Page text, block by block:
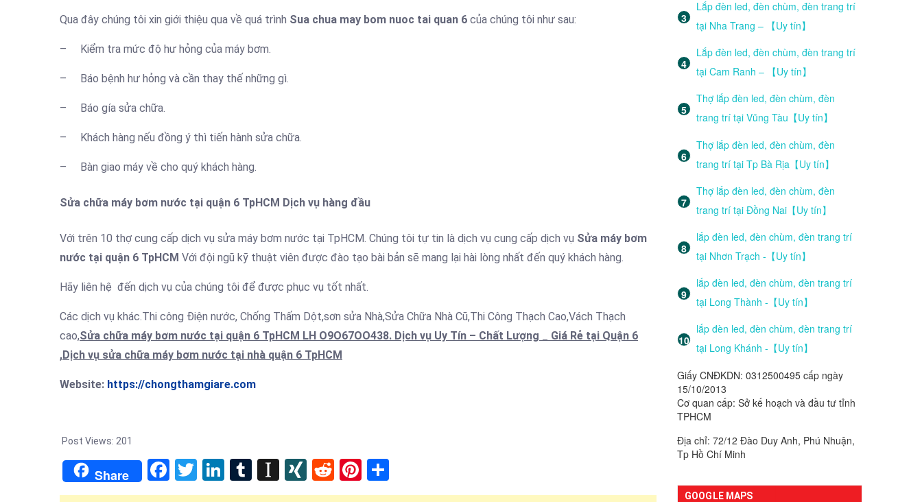
Qua đây chúng tôi xin giới thiệu qua về quá trình Sua chua may bom nuoc tai quan 6 của chúng tôi như sau:
– Kiểm tra mức độ hư hỏng của máy bơm.
– Báo bệnh hư hỏng và cần thay thế những gì.
– Báo gía sửa chữa.
– Khách hàng nếu đồng ý thì tiến hành sửa chữa.
– Bàn giao máy về cho quý khách hàng.
Sửa chữa máy bơm nước tại quận 6 TpHCM Dịch vụ hàng đầu
Với trên 10 thợ cung cấp dịch vụ sửa máy bơm nước tại TpHCM. Chúng tôi tự tin là dịch vụ cung cấp dịch vụ Sửa máy bơm
nước tại quận 6 TpHCM Với đội ngũ kỹ thuật viên được đào tạo bài bản sẽ mang lại hài lòng nhất đến quý khách hàng.
Hãy liên hệ đến dịch vụ của chúng tôi để được phục vụ tốt nhất.
Các dịch vụ khác.Thi công Điện nước, Chống Thấm Dột,sơn sửa Nhà,Sửa Chữa Nhà Cũ,Thi Công Thạch Cao,Vách Thạch
cao,Sửa chữa máy bơm nước tại quận 6 TpHCM LH O9O67OO438. Dịch vụ Uy Tín – Chất Lượng _ Giá Rẻ tại Quận 6
,Dịch vụ sửa chữa máy bơm nước tại nhà quận 6 TpHCM
Website: https://chongthamgiare.com
Post Views: 201
Share Facebook
TwitterLinkedIn
Tumblr
Instapaper
XINGRedditPinterest
Lắp đèn led, đèn chùm, đèn trang trí
tại Nha Trang – 【Uy tín】
Lắp đèn led, đèn chùm, đèn trang trí
tại Cam Ranh – 【Uy tín】
Thợ lắp đèn led, đèn chùm, đèn
trang trí tại Vũng Tàu【Uy tín】
Thợ lắp đèn led, đèn chùm, đèn
trang trí tại Tp Bà Rịa【Uy tín】
Thợ lắp đèn led, đèn chùm, đèn
trang trí tại Đồng Nai【Uy tín】
lắp đèn led, đèn chùm, đèn trang trí
tại Nhơn Trạch -【Uy tín】
lắp đèn led, đèn chùm, đèn trang trí
tại Long Thành -【Uy tín】
lắp đèn led, đèn chùm, đèn trang trí
tại Long Khánh -【Uy tín】
Giấy CNĐKDN: 0312500495 cấp ngày
15/10/2013
Cơ quan cấp: Sở kế hoạch và đầu tư tỉnh
TPHCM
Địa chỉ: 72/12 Đào Duy Anh, Phú Nhuận,
Tp Hồ Chí Minh
GOOGLE MAPS